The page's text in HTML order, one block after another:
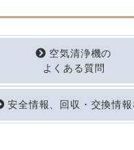
空気清浄機の
よくある質問
安全情報、回収・交換情